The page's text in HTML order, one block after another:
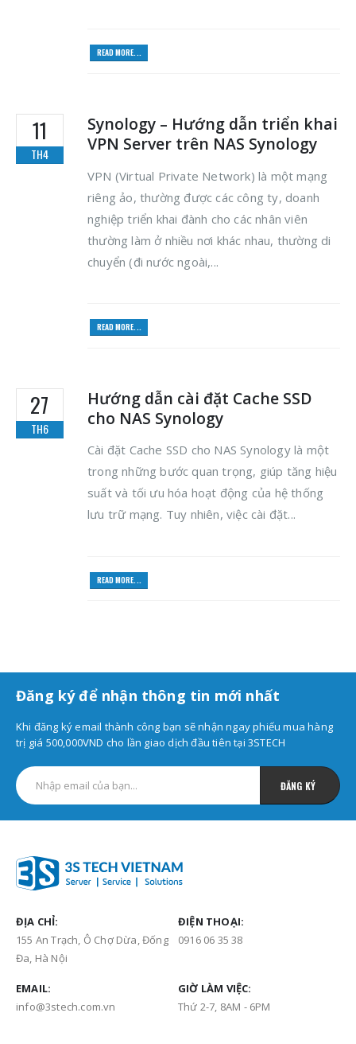
READ MORE...
11
TH4
Synology – Hướng dẫn triển khai
VPN Server trên NAS Synology
VPN (Virtual Private Network) là một mạng
riêng ảo, thường được các công ty, doanh
nghiệp triển khai đành cho các nhân viên
thường làm ở nhiều nơi khác nhau, thường di
chuyển (đi nước ngoài,...
READ MORE...
27
TH6
Hướng dẫn cài đặt Cache SSD
cho NAS Synology
Cài đặt Cache SSD cho NAS Synology là một
trong những bước quan trọng, giúp tăng hiệu
suất và tối ưu hóa hoạt động của hệ thống
lưu trữ mạng. Tuy nhiên, việc cài đặt...
READ MORE...
Đăng ký để nhận thông tin mới nhất
Khi đăng ký email thành công bạn sẽ nhận ngay phiếu mua hàng
trị giá 500,000VND cho lần giao dịch đầu tiên tại 3STECH
ĐỊA CHỈ:
155 An Trạch, Ô Chợ Dừa, Đống
Đa, Hà Nội
ĐIỆN THOẠI:
0916 06 35 38
EMAIL:
info@3stech.com.vn
GIỜ LÀM VIỆC:
Thứ 2-7, 8AM - 6PM